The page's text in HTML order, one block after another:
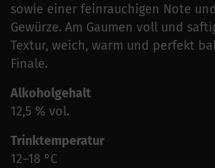
sowie einer feinrauchigen Note
Gewürze. Am Gaumen voll und
Textur, weich, warm und perfekt
Finale.
Alkoholgehalt
12,5 % vol.
Trinktemperatur
12–18 °C